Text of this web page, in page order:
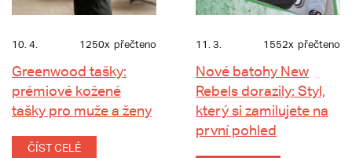
10. 4. 1250x přečteno
Greenwood tašky:
prémiové kožené
tašky pro muže a ženy
ČÍST CELÉ
11. 3. 1552x přečteno
Nové batohy New
Rebels dorazily: Styl,
který si zamilujete na
první pohled